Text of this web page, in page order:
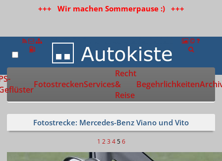
+++ Wir machen Sommerpause :) +++
Zur Startseite
FotostreckenServices
Recht
&
Reise
Begehrlichkeiten
Fotostrecke: Mercedes-Benz Viano und Vito
1 2 3 4 5 6